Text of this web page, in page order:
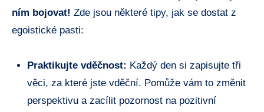
ním bojovat! Zde jsou některé tipy, jak se dostat z
egoistické pasti:
Praktikujte vděčnost: Každý den si zapisujte tři
věci, za které jste vděční. Pomůže vám to změnit
perspektivu a zacílit pozornost na pozitivní